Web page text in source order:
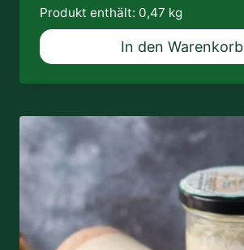
Produkt enthält: 0,47 kg
In den Warenkorb